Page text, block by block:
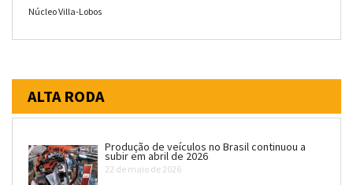
Núcleo Villa-Lobos
ALTA RODA
Produção de veículos no Brasil continuou a
subir em abril de 2026
22 de maio de 2026